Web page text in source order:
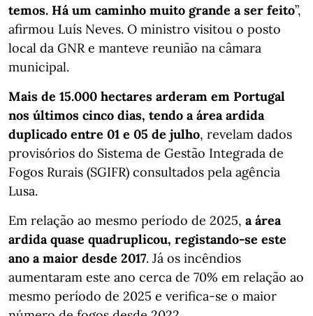
temos. Há um caminho muito grande a ser feito”,
afirmou Luís Neves. O ministro visitou o posto
local da GNR e manteve reunião na câmara
municipal.
Mais de 15.000 hectares arderam em Portugal
nos últimos cinco dias, tendo a área ardida
duplicado entre 01 e 05 de julho, revelam dados
provisórios do Sistema de Gestão Integrada de
Fogos Rurais (SGIFR) consultados pela agência
Lusa.
Em relação ao mesmo período de 2025, a área
ardida quase quadruplicou, registando-se este
ano a maior desde 2017. Já os incêndios
aumentaram este ano cerca de 70% em relação ao
mesmo período de 2025 e verifica-se o maior